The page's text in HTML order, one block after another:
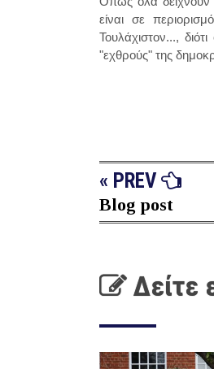
είναι σε
Τουλάχιστον...,
"εχθρούς" της
« PREV
Blog post
Δείτε